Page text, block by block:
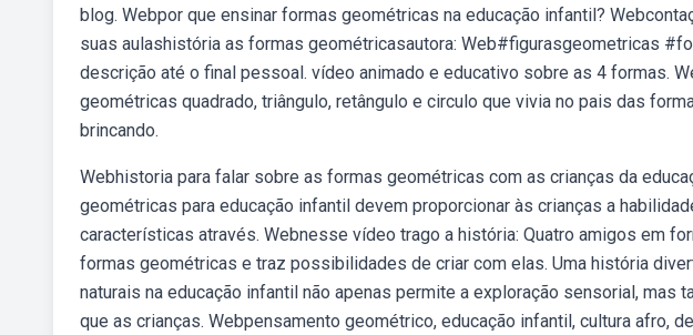
blog. Webpor que ensinar formas geométricas na educação infantil?
suas aulashistória as formas geométricasautora: Web#figurasgeometricas
descrição até o final pessoal. vídeo animado e educativo sobre as 4 formas.
geométricas quadrado, triângulo, retângulo e circulo que vivia no pais das
brincando.
Webhistoria para falar sobre as formas geométricas com as crianças da
geométricas para educação infantil devem proporcionar às crianças a
características através. Webnesse vídeo trago a história: Quatro amigos em
formas geométricas e traz possibilidades de criar com elas. Uma história
naturais na educação infantil não apenas permite a exploração sensorial, mas
que as crianças. Webpensamento geométrico, educação infantil, cultura afro,